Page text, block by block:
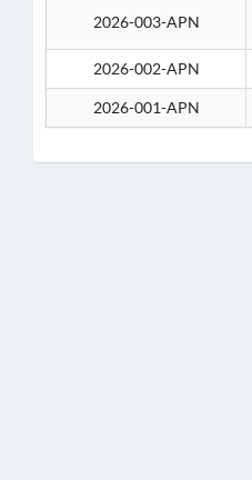
2026-003-APN
2026-002-APN
2026-001-APN